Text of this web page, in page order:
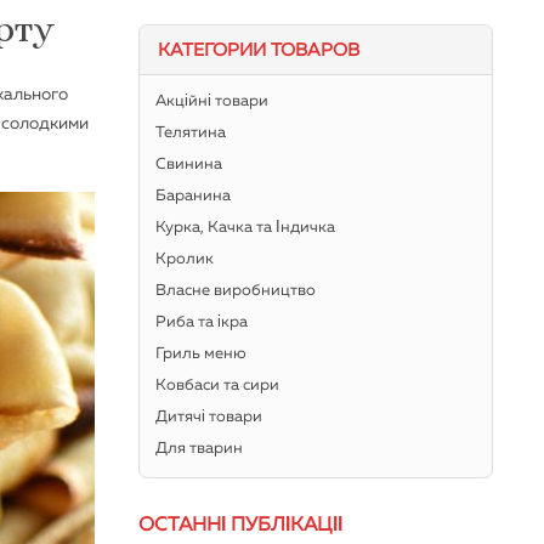
солодкими
КАТЕГОРИИ ТОВАРОВ
Акційні товари
Телятина
Свинина
Баранина
Курка, Качка та Індичка
Кролик
Власне виробництво
Риба та ікра
Гриль меню
Ковбаси та сири
Дитячі товари
Для тварин
ОСТАННІ ПУБЛІКАЦІЇ